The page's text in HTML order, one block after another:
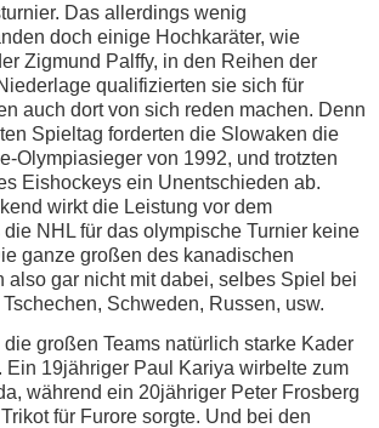
Das allerdings wenig
doch einige Hochkaräter, wie
Zigmund Palffy, in den Reihen der
qualifizierten sie sich für
auch dort von sich reden machen. Denn
Spieltag forderten die Slowaken die
Olympiasieger von 1992, und trotzten
Eishockeys ein Unentschieden ab.
wirkt die Leistung vor dem
NHL für das olympische Turnier keine
ganze großen des kanadischen
also gar nicht mit dabei, selbes Spiel bei
Schweden, Russen, usw.
großen Teams natürlich starke Kader
Ein 19jähriger Paul Kariya wirbelte zum
während ein 20jähriger Peter Frosberg
für Furore sorgte. Und bei den